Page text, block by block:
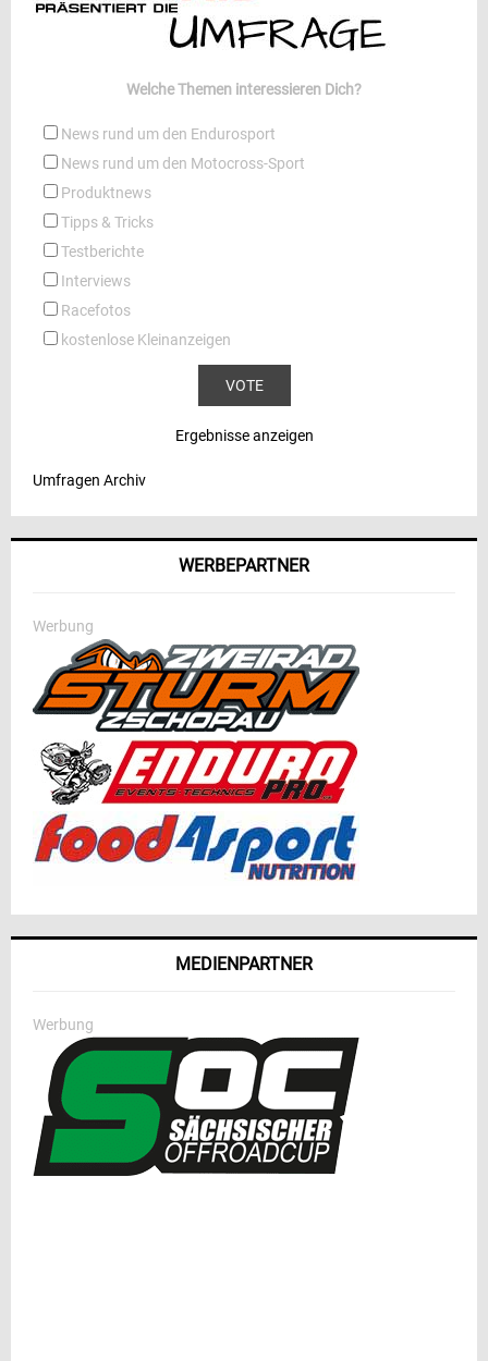
Welche Themen interessieren Dich?
News rund um den Endurosport
News rund um den Motocross-Sport
Produktnews
Tipps & Tricks
Testberichte
Interviews
Racefotos
kostenlose Kleinanzeigen
Ergebnisse anzeigen
Umfragen Archiv
WERBEPARTNER
Werbung
MEDIENPARTNER
Werbung